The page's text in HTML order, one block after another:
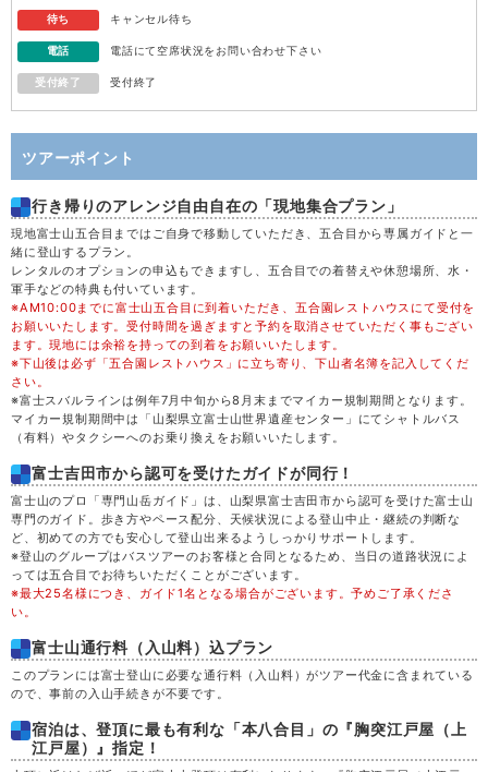
日 16 30,100
月 17 25,600
火 18 25,600円 (24,600円)
水 19 25,600 円 (24,600円) 満席
木 20 25,600円(24,600円) 満席
金
土 22 34,600円(33,600円)
日 23 30,100
決定
空席
月 24 25,600 (24,600円)
火 25 25,600 満席
水 26 25,600円(24,600円) 満席
待ち キャンセル待ち
電話 電話にて空席状況をお問い合わせ下さい
受付終了 受付終了
ツアーポイント
行き帰りのアレンジ自由自在の「現地集合プラン」
現地富士山五合目まではご自身で移動していただき、五合目から専属ガイドと一
緒に登山するプラン。
レンタルのオプションの申込もできますし、五合目での着替えや休憩場所、水・
軍手などの特典も付いています。
※AM10:00までに富士山五合目に到着いただき、五合園レストハウスにて受付を
お願いいたします。受付時間を過ぎますと予約を取消させていただく事もござい
ます。現地には余裕を持っての到着をお願いいたします。
※下山後は必ず「五合園レストハウス」に立ち寄り、下山者名簿を記入してくだ
さい。
※富士スバルラインは例年7月中旬から8月末までマイカー規制期間となります。
マイカー規制期間中は「山梨県立富士山世界遺産センター」にてシャトルバス
（有料）やタクシーへのお乗り換えをお願いいたします。
富士吉田市から認可を受けたガイドが同行！
富士山のプロ「専門山岳ガイド」は、山梨県富士吉田市から認可を受けた富士山
専門のガイド。歩き方やペース配分、天候状況による登山中止・継続の判断な
ど、初めての方でも安心して登山出来るようしっかりサポートします。
※登山のグループはバスツアーのお客様と合同となるため、当日の道路状況によ
っては五合目でお待ちいただくことがございます。
※最大25名様につき、ガイド1名となる場合がございます。予めご了承くださ
い。
富士山通行料（入山料）込プラン
このプランには富士登山に必要な通行料（入山料）がツアー代金に含まれている
ので、事前の入山手続きが不要です。
宿泊は、登頂に最も有利な「本八合目」の『胸突江戸屋（上
江戸屋）』指定！